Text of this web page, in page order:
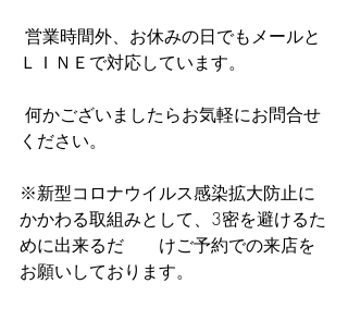
ＬＩＮＥで対応しています。
ください。
※新型コロナウイルス感染拡大防止に
かかわる取組みとして、3密を避けるた
めに出来るだ　　けご予約での来店を
お願いしております。